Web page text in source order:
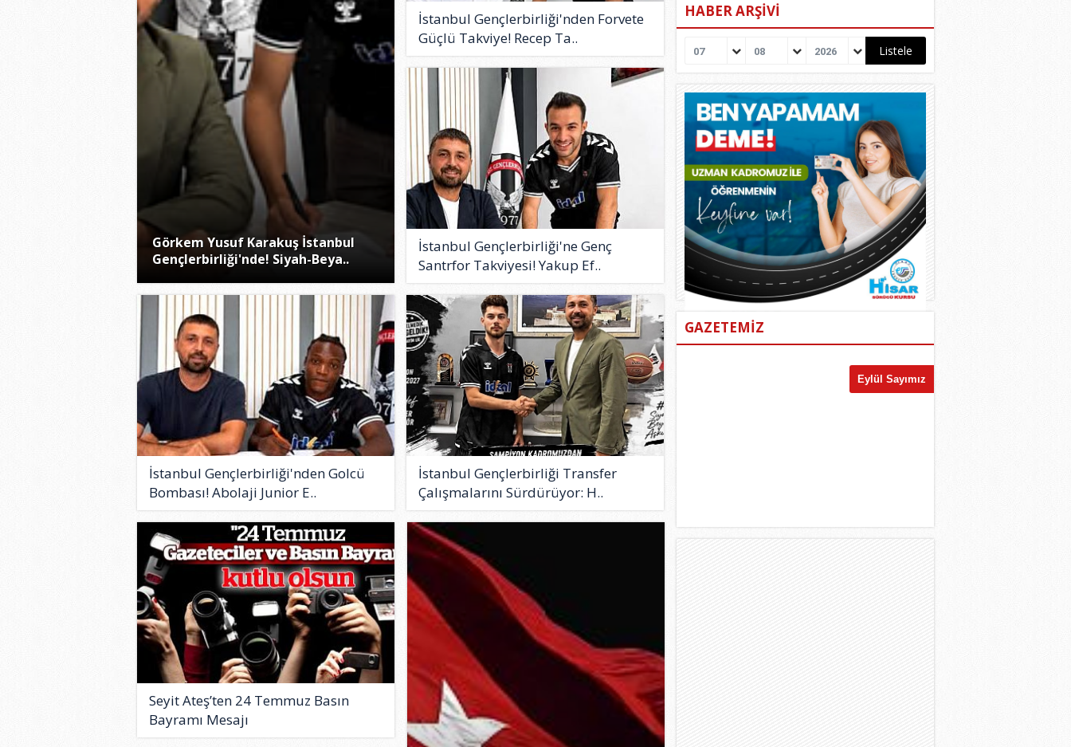
Görkem Yusuf Karakuş İstanbul
Gençlerbirliği'nde! Siyah-Beya..
İstanbul Gençlerbirliği'nden Forvete
Güçlü Takviye! Recep Ta..
İstanbul Gençlerbirliği'ne Genç
Santrfor Takviyesi! Yakup Ef..
İstanbul Gençlerbirliği'nden Golcü
Bombası! Abolaji Junior E..
İstanbul Gençlerbirliği Transfer
Çalışmalarını Sürdürüyor: H..
Seyit Ateş’ten 24 Temmuz Basın
Bayramı Mesajı
HABER ARŞİVİ
07 08 2026
GAZETEMİZ